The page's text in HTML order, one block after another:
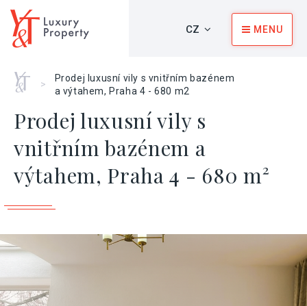
CZ MENU
Home
>
Prodej luxusní vily s vnitřním bazénem
a výtahem, Praha 4 - 680 m2
Prodej luxusní vily s
vnitřním bazénem a
výtahem, Praha 4 - 680 m²